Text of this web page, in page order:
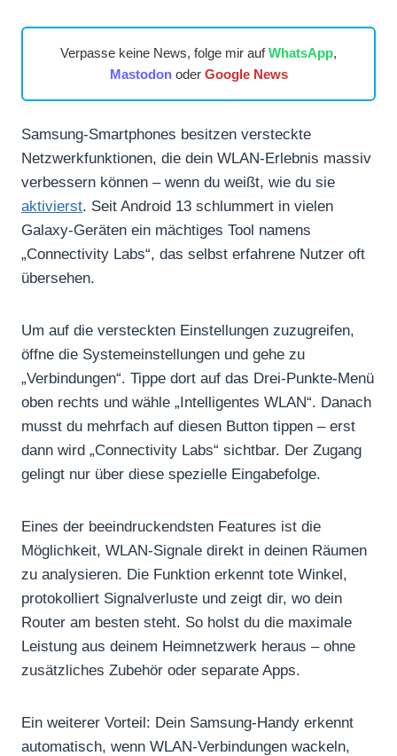
Verpasse keine News, folge mir aufWhatsApp,
Mastodonoder Google News
Samsung-Smartphones besitzen versteckte
Netzwerkfunktionen, die dein WLAN-Erlebnis massiv
verbessern können – wenn du weißt, wie du sie
aktivierst. Seit Android 13 schlummert in vielen
Galaxy-Geräten ein mächtiges Tool namens
„Connectivity Labs“, das selbst erfahrene Nutzer oft
übersehen.
Um auf die versteckten Einstellungen zuzugreifen,
öffne die Systemeinstellungen und gehe zu
„Verbindungen“. Tippe dort auf das Drei-Punkte-Menü
oben rechts und wähle „Intelligentes WLAN“. Danach
musst du mehrfach auf diesen Button tippen – erst
dann wird „Connectivity Labs“ sichtbar. Der Zugang
gelingt nur über diese spezielle Eingabefolge.
Eines der beeindruckendsten Features ist die
Möglichkeit, WLAN-Signale direkt in deinen Räumen
zu analysieren. Die Funktion erkennt tote Winkel,
protokolliert Signalverluste und zeigt dir, wo dein
Router am besten steht. So holst du die maximale
Leistung aus deinem Heimnetzwerk heraus – ohne
zusätzliches Zubehör oder separate Apps.
Ein weiterer Vorteil: Dein Samsung-Handy erkennt
automatisch, wenn WLAN-Verbindungen wackeln,